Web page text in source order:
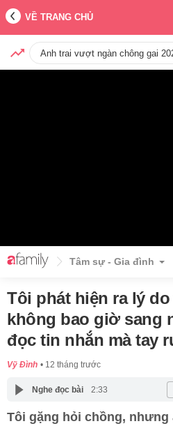
VỀ TRANG CHỦ
Anh trai vượt ngàn chông gai
Tâm sự - Gia đình
Tôi phát hiện ra lý
không bao giờ sang
đọc tin nhắn mà tay
Vỹ Đình 12 tháng trước
Nghe đọc bài 2:33
Tôi gặng hỏi chồng, nhưng